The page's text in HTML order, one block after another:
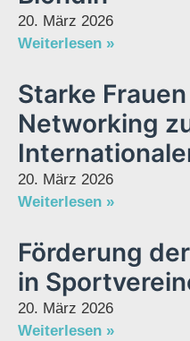
20. März 2026
Weiterlesen »
Starke
Networking
20. März 2026
Weiterlesen »
Förderung
in
20. März 2026
Weiterlesen »